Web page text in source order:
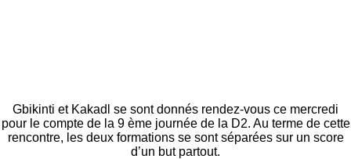
Gbikinti et Kakadl se sont donnés rendez-vous ce mercredi
pour le compte de la 9 ème journée de la D2. Au terme de cette
rencontre, les deux formations se sont séparées sur un score
d’un but partout.